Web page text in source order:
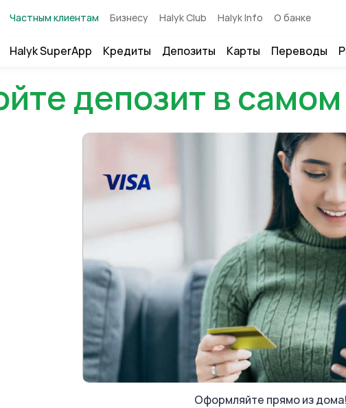
Частным клиентам Бизнесу Halyk Club Halyk Info О банке
Halyk SuperApp Кредиты Депозиты Карты Переводы
депозит в
Оформляйте прямо из дома!